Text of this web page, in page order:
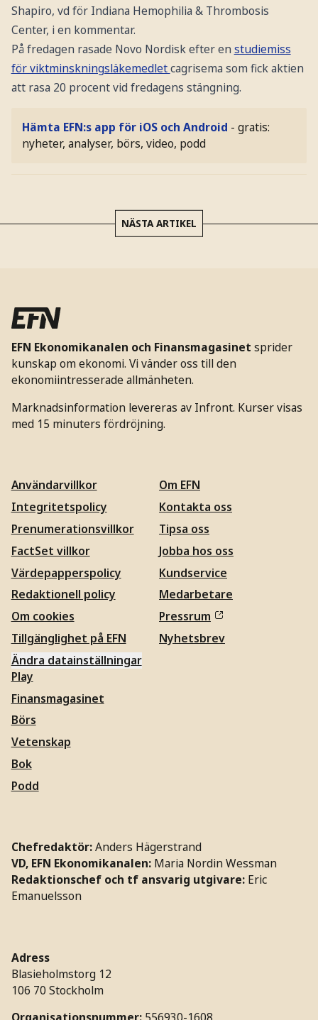
Shapiro, vd för Indiana Hemophilia & Thrombosis
Center, i en kommentar.
På fredagen rasade Novo Nordisk efter en studiemiss
för viktminskningsläkemedletcagrisema som fick aktien
att rasa 20 procent vid fredagens stängning.
Hämta EFN:s app för iOS och Android - gratis:
nyheter, analyser, börs, video, podd
NÄSTA ARTIKEL
EFN Ekonomikanalen och Finansmagasinet sprider
kunskap om ekonomi. Vi vänder oss till den
ekonomiintresserade allmänheten.
Marknadsinformation levereras av Infront. Kurser visas
med 15 minuters fördröjning.
Användarvillkor
Integritetspolicy
Prenumerationsvillkor
FactSet villkor
Värdepapperspolicy
Redaktionell policy
Om cookies
Tillgänglighet på EFN
Ändra datainställningar
Om EFN
Kontakta oss
Tipsa oss
Jobba hos oss
Kundservice
Medarbetare
Pressrum
Nyhetsbrev
Play
Finansmagasinet
Börs
Vetenskap
Bok
Podd
Chefredaktör:Anders Hägerstrand
VD, EFN Ekonomikanalen: Maria Nordin Wessman
Redaktionschef och tf ansvarig utgivare: Eric
Emanuelsson
Adress
Blasieholmstorg 12
106 70 Stockholm